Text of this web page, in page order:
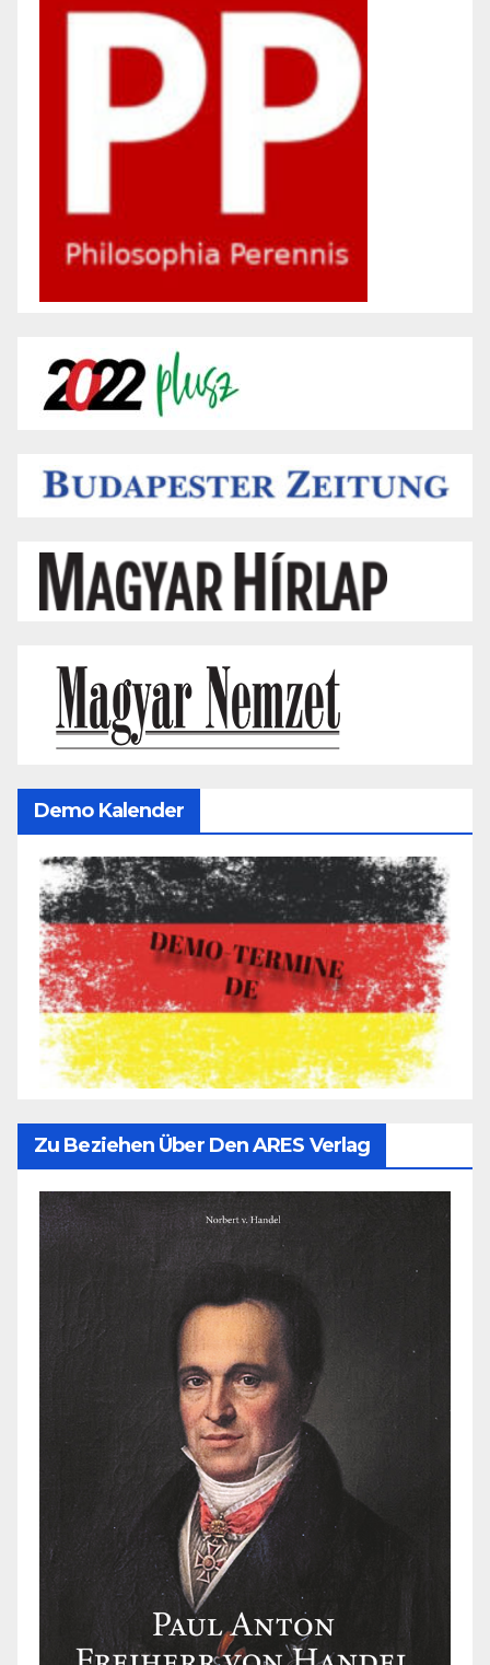
Demo Kalender
Zu Beziehen Über Den ARES Verlag